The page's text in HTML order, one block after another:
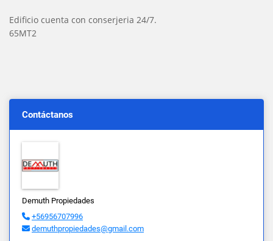
Edificio cuenta con conserjeria 24/7.
65MT2
Contáctanos
Demuth Propiedades
+56956707996
demuthpropiedades@gmail.com